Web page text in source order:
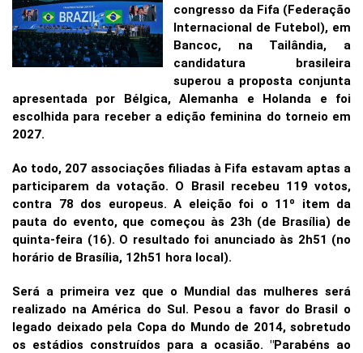
congresso da Fifa (Federação
Internacional de Futebol), em
Bancoc, na Tailândia, a
candidatura brasileira
superou a proposta conjunta
apresentada por Bélgica, Alemanha e Holanda e foi
escolhida para receber a edição feminina do torneio em
2027.
Ao todo, 207 associações filiadas à Fifa estavam aptas a
participarem da votação. O Brasil recebeu 119 votos,
contra 78 dos europeus. A eleição foi o 11º item da
pauta do evento, que começou às 23h (de Brasília) de
quinta-feira (16). O resultado foi anunciado às 2h51 (no
horário de Brasília, 12h51 hora local).
Será a primeira vez que o Mundial das mulheres será
realizado na América do Sul. Pesou a favor do Brasil o
legado deixado pela Copa do Mundo de 2014, sobretudo
os estádios construídos para a ocasião. "Parabéns ao